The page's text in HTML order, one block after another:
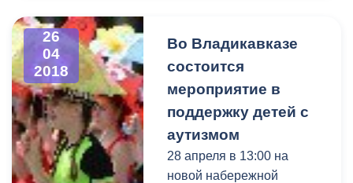
26
04
2018
Во Владикавказе
состоится
мероприятие в
поддержку детей с
аутизмом
28 апреля в 13:00 на
новой набережной